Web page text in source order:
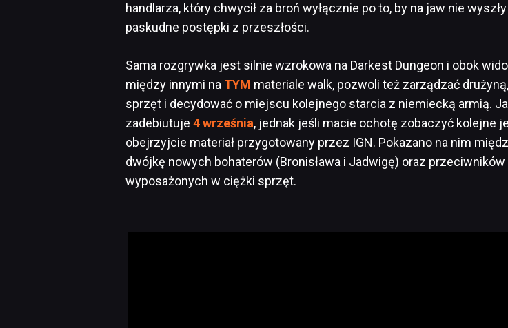
handlarza, który chwycił za broń wyłącznie po to, by na jaw nie
paskudne postępki z przeszłości.
Sama rozgrywka jest silnie wzrokowa na Darkest Dungeon i obok
między innymi na TYM materiale walk, pozwoli też zarządzać
sprzęt i decydować o miejscu kolejnego starcia z niemiecką armią.
zadebiutuje 4 września, jednak jeśli macie ochotę zobaczyć kolejne
obejrzyjcie materiał przygotowany przez IGN. Pokazano na nim
dwójkę nowych bohaterów (Bronisława i Jadwigę) oraz przeciwników
wyposażonych w ciężki sprzęt.